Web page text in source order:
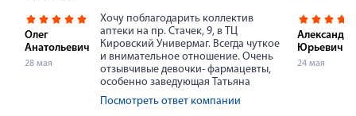
Олег
Анатольевич
28 мая
Хочу поблагодарить коллектив
аптеки на пр. Стачек, 9, в ТЦ
Кировский Универмаг. Всегда чуткое
и внимательное отношение. Очень
отзывчивые девочки- фармацевты,
особенно заведующая Татьяна
Посмотреть ответ компании
Александр
Юрьевич
24 мая